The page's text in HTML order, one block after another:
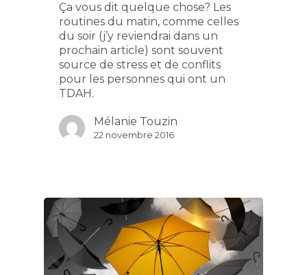
Ça vous dit quelque chose? Les
routines du matin, comme celles
du soir (j’y reviendrai dans un
prochain article) sont souvent
source de stress et de conflits
pour les personnes qui ont un
TDAH.
Mélanie Touzin
22 novembre 2016